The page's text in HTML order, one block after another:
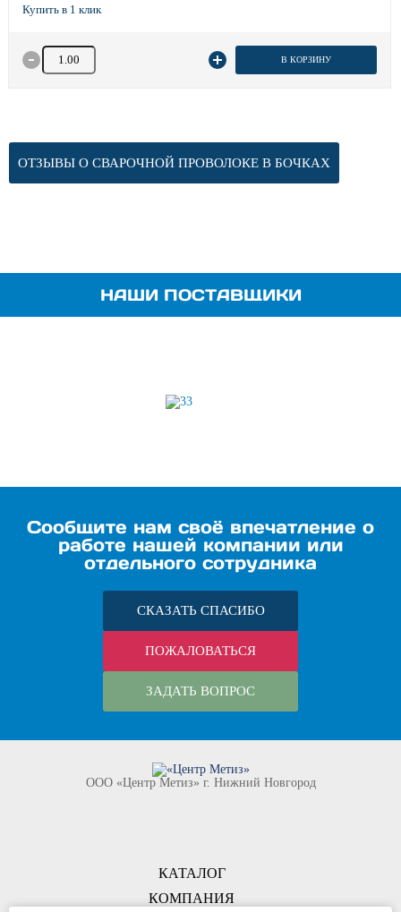
Количество товара В КОРЗИНУ
ОТЗЫВЫ О СВАРОЧНОЙ ПРОВОЛОКЕ В БОЧКАХ
НАШИ ПОСТАВЩИКИ
Сообщите нам своё впечатление о
работе нашей компании или
отдельного сотрудника
СКАЗАТЬ СПАСИБО
ПОЖАЛОВАТЬСЯ
ЗАДАТЬ ВОПРОС
КОМПАНИЯ
ООО «Центр Метиз» г. Нижний Новгород
КАТАЛОГ